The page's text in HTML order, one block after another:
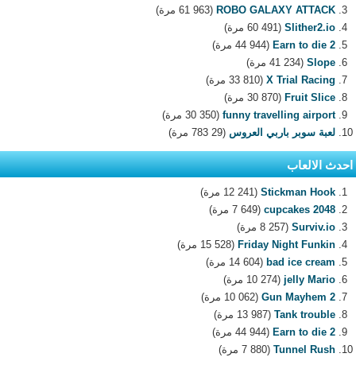
ROBO GALAXY ATTACK (61 963 مرة)
Slither2.io (60 491 مرة)
Earn to die 2 (44 944 مرة)
Slope (41 234 مرة)
X Trial Racing (33 810 مرة)
Fruit Slice (30 870 مرة)
funny travelling airport (30 350 مرة)
لعبة سوبر باربي العروس (29 783 مرة)
احدث الالعاب
Stickman Hook (12 241 مرة)
2048 cupcakes
(7 649 مرة)
Surviv.io (8 257 مرة)
Friday Night Funkin (15 528 مرة)
bad ice cream (14 604 مرة)
jelly Mario (10 274 مرة)
Gun Mayhem 2 (10 062 مرة)
Tank trouble (13 987 مرة)
Earn to die 2 (44 944 مرة)
Tunnel Rush (7 880 مرة)